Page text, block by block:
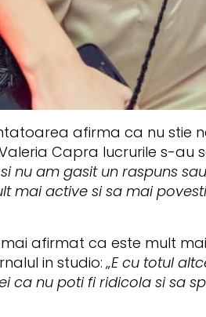
afirma ca nu stie
Capra lucrurile s-au
nu am gasit un raspuns
mai active si sa mai
afirmat ca este mult
in studio:„E cu totul
ca nu poti fi ridicola si sa